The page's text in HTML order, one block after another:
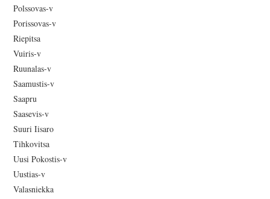
Polssovas-v
Porissovas-v
Riepitsa
Vuiris-v
Ruunalas-v
Saamustis-v
Saapru
Saasevis-v
Suuri Iisaro
Tihkovitsa
Uusi Pokostis-v
Uustias-v
Valasniekka